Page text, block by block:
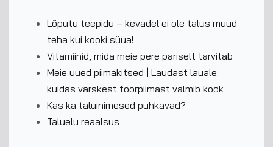
Lõputu teepidu – kevadel ei ole talus muud
teha kui kooki süüa!
Vitamiinid, mida meie pere päriselt tarvitab
Meie uued piimakitsed | Laudast lauale:
kuidas värskest toorpiimast valmib kook
Kas ka taluinimesed puhkavad?
Taluelu reaalsus